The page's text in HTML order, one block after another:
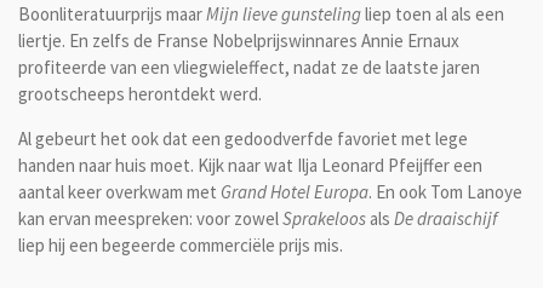
Boonliteratuurprijs maarMijn lieve gunstelingliep toen al als een
liertje. En zelfs de Franse Nobelprijswinnares Annie Ernaux
profiteerde van een vliegwieleffect, nadat ze de laatste jaren
grootscheeps herontdekt werd.
Al gebeurt het ook dat een gedoodverfde favoriet met lege
handen naar huis moet. Kijk naar wat Ilja Leonard Pfeijffer een
aantal keer overkwam met Grand Hotel Europa. En ook Tom Lanoye
kan ervan meespreken: voor zowel Sprakeloos als De draaischijf
liep hij een begeerde commerciële prijs mis.